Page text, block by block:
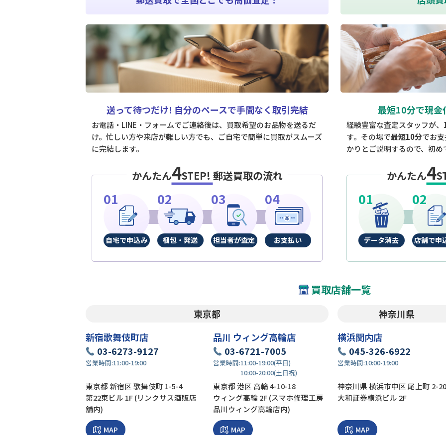
送って待つだけ! 自分のペースで手間なく取引完結
お電話・LINE・フォームでご連絡後は、買取希望のお品物を送るだ
け。忙しい方や来店が難しい方でも、ご自宅で簡単に買取がスムーズ
に完結します。
かんたん4STEP! 郵送買取の流れ
自宅で申込み 梱包・発送 担当者が査定 お支払い
最短10分で現金
経験豊富な査定スタッフが
す。その場で最短10分でお
かりとご説明するので、初め
かんたん4
データ消去 店舗で申
買取店舗一覧
東京都
新宿歌舞伎町店
03-6273-9127
営業時間:11:00-19:00
東京都 新宿区 歌舞伎町 1-5-4
第22東ビル 1F (リンクサス酒販店
舗内)
MAP
品川 ウィング高輪店
03-6721-7005
営業時間:11:00-19:00(平日)
10:00-20:00(土日祝)
東京都 港区 高輪 4-10-18
ウィング高輪 2F (スマホ修理工房
品川ウィング高輪店内)
MAP
神奈川県
横浜関内店
045-326-6922
営業時間:10:00-19:00
神奈川県 横浜市中区 尾上町 2-20
大和証券横浜ビル 2F
MAP